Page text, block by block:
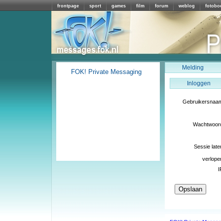
frontpage sport games film forum weblog
Melding
Inloggen
Sessie
FOK! Private Messaging